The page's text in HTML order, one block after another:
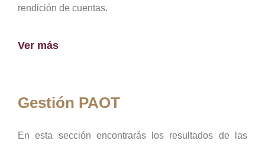
rendición de cuentas.
Ver más
Gestión PAOT
En esta sección encontrarás los resultados de las